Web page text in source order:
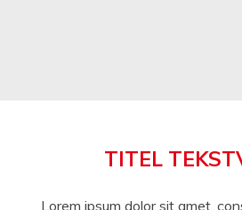
TITEL
Lorem ipsum dolor sit amet,